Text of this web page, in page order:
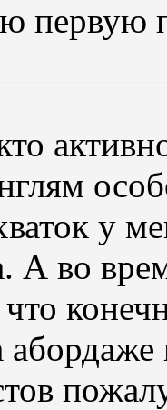
первую
у
А во